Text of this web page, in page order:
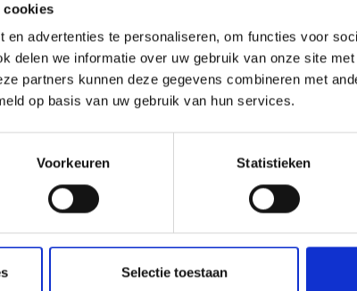
cookies
en advertenties te personaliseren, om functies voor
delen we informatie over uw gebruik van onze site
partners kunnen deze gegevens combineren met
op basis van uw gebruik van hun services.
Voorkeuren Statistieken
Selectie toestaan
RECEPTEN EN TIPS
VAN ONZE GRILL MASTERS